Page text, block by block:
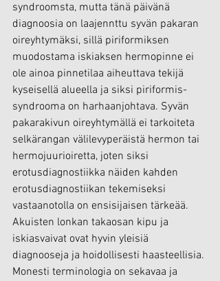
syndroomsta, mutta tänä päivänä
diagnoosia on laajennttu syvän pakaran
oireyhtymäksi, sillä piriformiksen
muodostama iskiaksen hermopinne ei
ole ainoa pinnetilaa aiheuttava tekijä
kyseisellä alueella ja siksi piriformis-
syndrooma on harhaanjohtava. Syvän
pakarakivun oireyhtymällä ei tarkoiteta
selkärangan välilevyperäistä hermon tai
hermojuurioiretta, joten siksi
erotusdiagnostiikka näiden kahden
erotusdiagnostiikan tekemiseksi
vastaanotolla on ensisijaisen tärkeää.
Akuisten lonkan takaosan kipu ja
iskiasvaivat ovat hyvin yleisiä
diagnooseja ja hoidollisesti haasteellisia.
Monesti terminologia on sekavaa ja